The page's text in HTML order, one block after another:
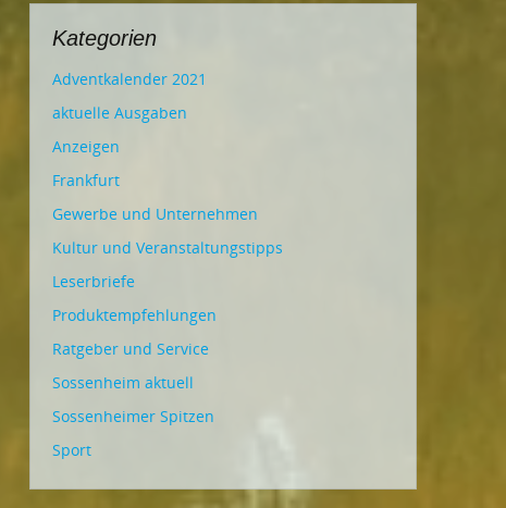
Kategorien
Adventkalender 2021
aktuelle Ausgaben
Anzeigen
Frankfurt
Gewerbe und Unternehmen
Kultur und Veranstaltungstipps
Leserbriefe
Produktempfehlungen
Ratgeber und Service
Sossenheim aktuell
Sossenheimer Spitzen
Sport